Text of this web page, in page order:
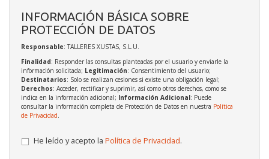
INFORMACIÓN BÁSICA SOBRE
PROTECCIÓN DE DATOS
Responsable: TALLERES XUSTAS, S.L.U.
Finalidad: Responder las consultas planteadas por el usuario y enviarle la
información solicitada; Legitimación: Consentimiento del usuario;
Destinatarios: Solo se realizan cesiones si existe una obligación legal;
Derechos: Acceder, rectificar y suprimir, así como otros derechos, como se
indica en la información adicional; Información Adicional: Puede
consultar la información completa de Protección de Datos en nuestra Política
de Privacidad.
He leído y acepto la Política de Privacidad.